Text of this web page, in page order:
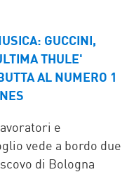
e
vede a bordo due
di Bologna